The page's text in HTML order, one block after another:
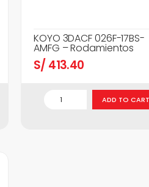
KOYO 3DACF 026F-17BS-
AMFG – Rodamientos
S/ 413.40
ADD TO CART